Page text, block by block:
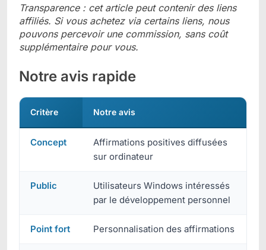
Transparence : cet article peut contenir des liens
affiliés. Si vous achetez via certains liens, nous
pouvons percevoir une commission, sans coût
supplémentaire pour vous.
Notre avis rapide
Critère Notre avis
Concept
Affirmations positives diffusées
sur ordinateur
Public
Utilisateurs Windows intéressés
par le développement personnel
Point fort Personnalisation des affirmations